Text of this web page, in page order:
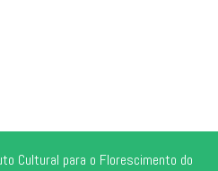
Cultural para o Florescimento do